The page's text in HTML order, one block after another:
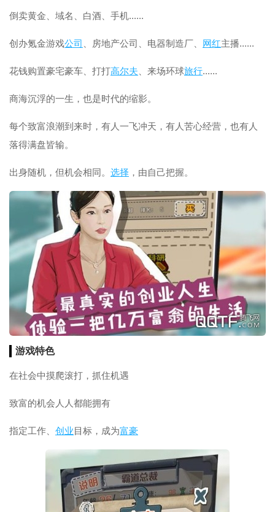
倒卖黄金、域名、白酒、手机......
创办氪金游戏公司 、房地产公司、电器制造厂、 网红主播......
花钱购置豪宅豪车、打打高尔夫 、来场环球旅行......
商海沉浮的一生，也是时代的缩影。
每个致富浪潮到来时，有人一飞冲天，有人苦心经营，也有人
落得满盘皆输。
出身随机，但机会相同。 选择 ，由自己把握。
游戏特色
在社会中摸爬滚打，抓住机遇
致富的机会人人都能拥有
指定工作、 创业目标，成为富豪